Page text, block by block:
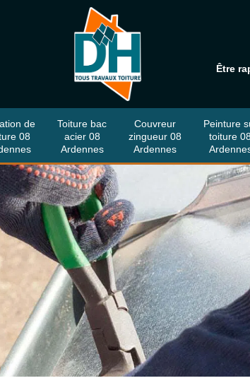
Être
de
08
Toiture bac
acier 08
Ardennes
Couvreur
zingueur 08
Ardennes
Peinture
toiture 08